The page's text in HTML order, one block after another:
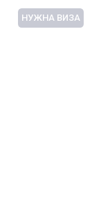
НУЖНА ВИЗА